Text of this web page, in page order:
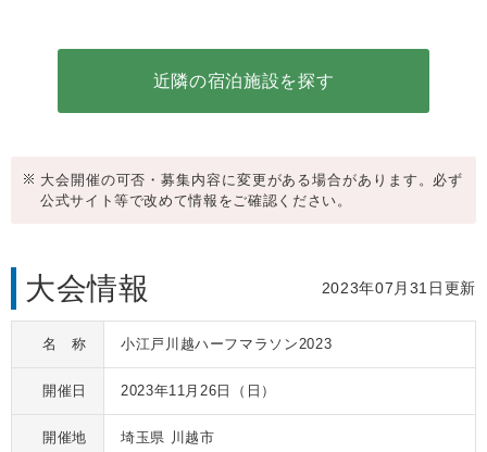
近隣の宿泊施設を探す
大会開催の可否・募集内容に変更がある場合があります。必ず
公式サイト等で改めて情報をご確認ください。
大会情報 2023年07月31日更新
名 称 小江戸川越ハーフマラソン2023
開催日 2023年11月26日 （日）
開催地
埼玉県 川越市